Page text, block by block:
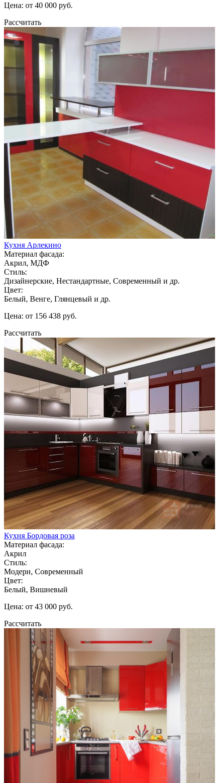
Цена: от 40 000 руб.
Рассчитать
Кухня Арлекино
Материал фасада:
Акрил, МДФ
Стиль:
Дизайнерские, Нестандартные, Современный и др.
Цвет:
Белый, Венге, Глянцевый и др.
Цена: от 156 438 руб.
Рассчитать
Кухня Бордовая роза
Материал фасада:
Акрил
Стиль:
Модерн, Современный
Цвет:
Белый, Вишневый
Цена: от 43 000 руб.
Рассчитать